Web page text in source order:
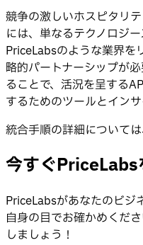
競争の激しいホスピタリ
には、単なるテクノロジ
PriceLabsのような業界を
略的パートナーシップが
ることで、活況を呈する
するためのツールとイン
統合手順の詳細については
今すぐPriceLabs
PriceLabsがあなたのビジ
自身の目でお確かめくだ
しましょう！